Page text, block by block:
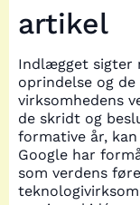
artikel
Indlægget sigter
oprindelse og
virksomhedens
de skridt og
formative år,
Google har
som verdens